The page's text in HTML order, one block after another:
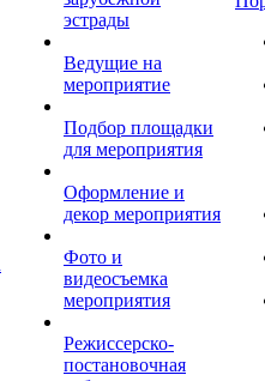
эстрады
Ведущие на
мероприятие
Подбор площадки
для мероприятия
Оформление и
декор мероприятия
Фото и
видеосъемка
мероприятия
Режиссерско-
постановочная